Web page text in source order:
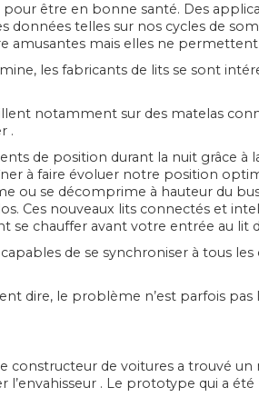
être en bonne santé. Des
telles sur nos cycles de
amusantes mais elles ne
les fabricants de lits se sont
notamment sur des matelas
.
de position durant la nuit grâce
à faire évoluer notre position
ou se décomprime à hauteur du
Ces nouveaux lits connectés et
se chauffer avant votre entrée au lit
de se synchroniser à tous
dire, le problème n’est parfois
de voitures a trouvé
. Le prototype qui a